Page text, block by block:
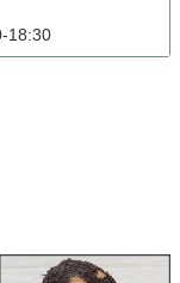
18:30